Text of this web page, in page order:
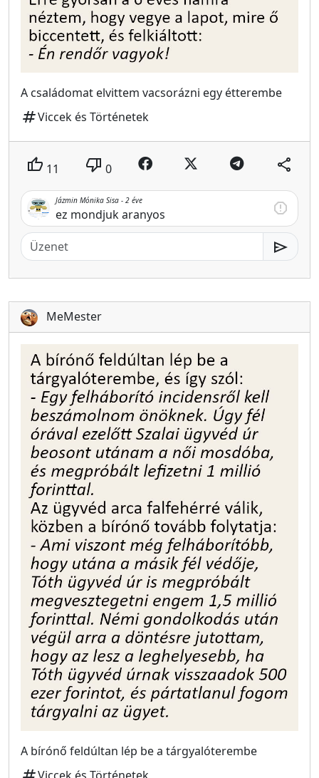
A családomat elvittem vacsorázni egy étterembe
tagViccek és Történetek
thumb_up 11 thumb_down 0 share
Jázmin Mónika Sisa - 2 éve
ez mondjuk aranyos
report
send
MeMester
A bírónő feldúltan lép be a tárgyalóterembe